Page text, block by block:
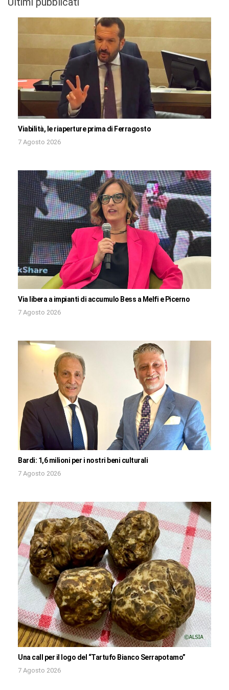
Viabilità, le riaperture prima di Ferragosto
7 Agosto 2026
Via libera a impianti di accumulo Bess a Melfi e Picerno
7 Agosto 2026
Bardi: 1,6 milioni per i nostri beni culturali
7 Agosto 2026
Una call per il logo del “Tartufo Bianco Serrapotamo”
7 Agosto 2026